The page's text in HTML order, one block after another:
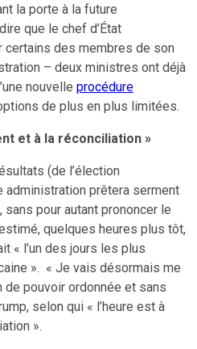
la porte à la future
que le chef d’État
certains des membres de son
– deux ministres ont déjà
nouvelle procédure
de plus en plus limitées.
et à la réconciliation »
(de l’élection
administration prêtera serment
sans pour autant prononcer le
quelques heures plus tôt,
« l’un des jours les plus
». « Je vais désormais me
pouvoir ordonnée et sans
selon qui « l’heure est à
».